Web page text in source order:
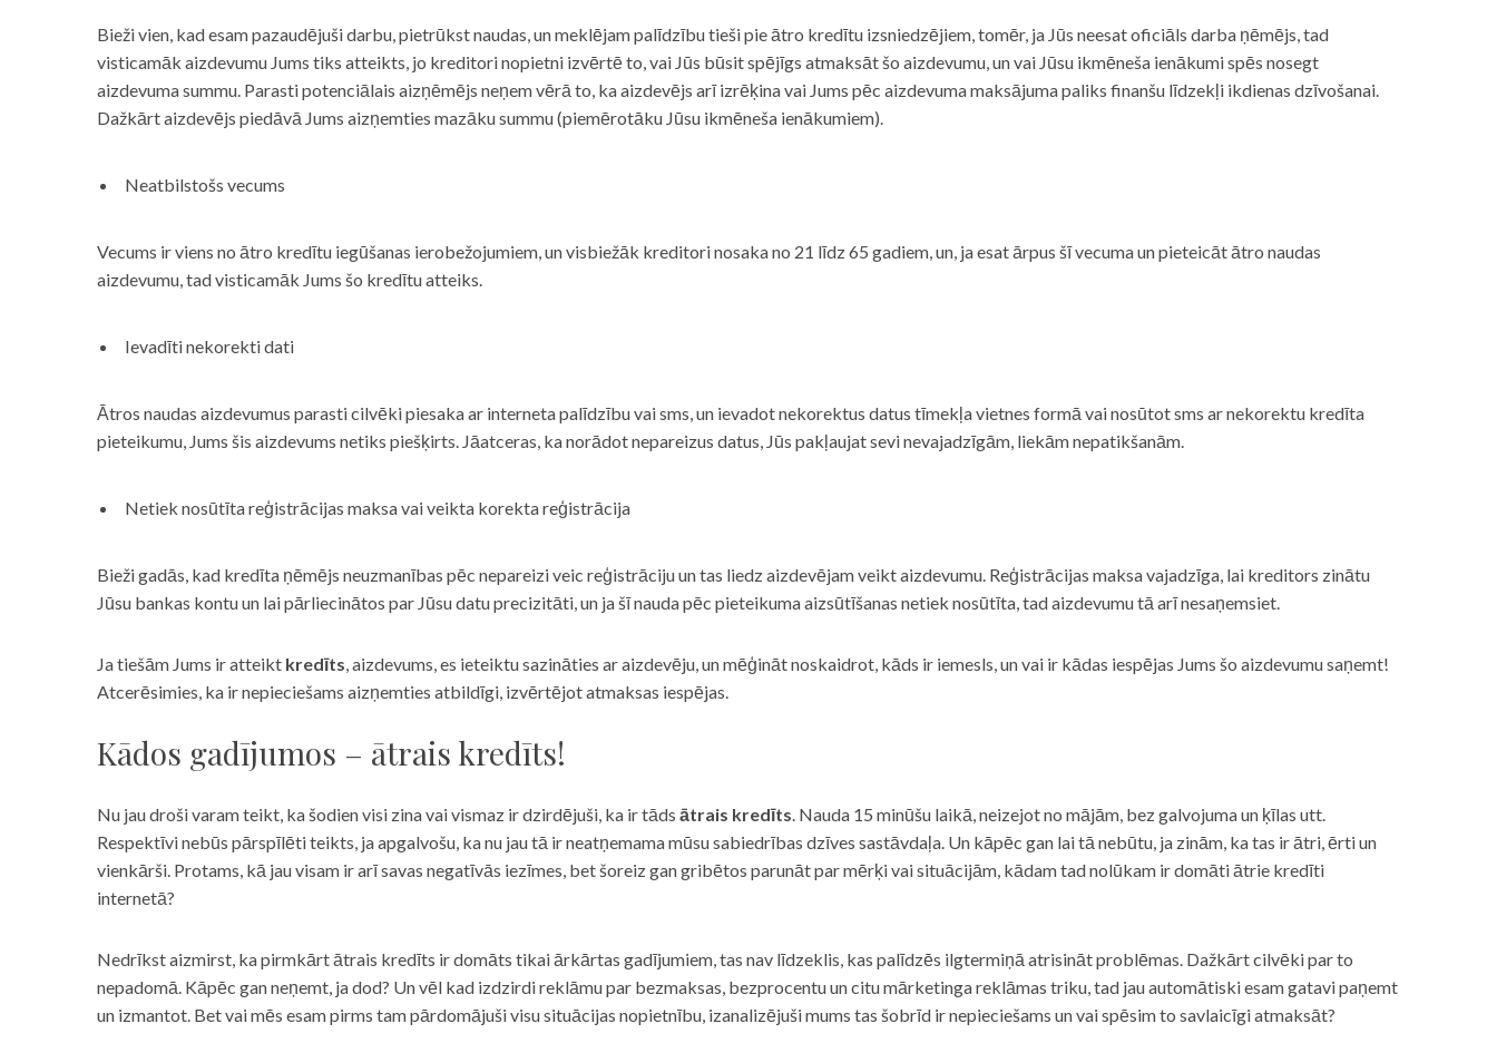
Bieži vien, kad esam pazaudējuši darbu, pietrūkst naudas, un meklējam palīdzību tieši pie ātro kredītu izsniedzējiem, tomēr, ja Jūs neesat oficiāls darba ņēmējs, tad
visticamāk aizdevumu Jums tiks atteikts, jo kreditori nopietni izvērtē to, vai Jūs būsit spējīgs atmaksāt šo aizdevumu, un vai Jūsu ikmēneša ienākumi spēs nosegt
aizdevuma summu. Parasti potenciālais aizņēmējs neņem vērā to, ka aizdevējs arī izrēķina vai Jums pēc aizdevuma maksājuma paliks finanšu līdzekļi ikdienas dzīvošanai.
Dažkārt aizdevējs piedāvā Jums aizņemties mazāku summu (piemērotāku Jūsu ikmēneša ienākumiem).
Neatbilstošs vecums
Vecums ir viens no ātro kredītu iegūšanas ierobežojumiem, un visbiežāk kreditori nosaka no 21 līdz 65 gadiem, un, ja esat ārpus šī vecuma un pieteicāt ātro naudas
aizdevumu, tad visticamāk Jums šo kredītu atteiks.
Ievadīti nekorekti dati
Ātros naudas aizdevumus parasti cilvēki piesaka ar interneta palīdzību vai sms, un ievadot nekorektus datus tīmekļa vietnes formā vai nosūtot sms ar nekorektu kredīta
pieteikumu, Jums šis aizdevums netiks piešķirts. Jāatceras, ka norādot nepareizus datus, Jūs pakļaujat sevi nevajadzīgām, liekām nepatikšanām.
Netiek nosūtīta reģistrācijas maksa vai veikta korekta reģistrācija
Bieži gadās, kad kredīta ņēmējs neuzmanības pēc nepareizi veic reģistrāciju un tas liedz aizdevējam veikt aizdevumu. Reģistrācijas maksa vajadzīga, lai kreditors zinātu
Jūsu bankas kontu un lai pārliecinātos par Jūsu datu precizitāti, un ja šī nauda pēc pieteikuma aizsūtīšanas netiek nosūtīta, tad aizdevumu tā arī nesaņemsiet.
Ja tiešām Jums ir atteikt kredīts, aizdevums, es ieteiktu sazināties ar aizdevēju, un mēģināt noskaidrot, kāds ir iemesls, un vai ir kādas iespējas Jums šo aizdevumu saņemt!
Atcerēsimies, ka ir nepieciešams aizņemties atbildīgi, izvērtējot atmaksas iespējas.
Kādos gadījumos – ātrais kredīts!
Nu jau droši varam teikt, ka šodien visi zina vai vismaz ir dzirdējuši, ka ir tāds ātrais kredīts. Nauda 15 minūšu laikā, neizejot no mājām, bez galvojuma un ķīlas utt.
Respektīvi nebūs pārspīlēti teikts, ja apgalvošu, ka nu jau tā ir neatņemama mūsu sabiedrības dzīves sastāvdaļa. Un kāpēc gan lai tā nebūtu, ja zinām, ka tas ir ātri, ērti un
vienkārši. Protams, kā jau visam ir arī savas negatīvās iezīmes, bet šoreiz gan gribētos parunāt par mērķi vai situācijām, kādam tad nolūkam ir domāti ātrie kredīti
internetā?
Nedrīkst aizmirst, ka pirmkārt ātrais kredīts ir domāts tikai ārkārtas gadījumiem, tas nav līdzeklis, kas palīdzēs ilgtermiņā atrisināt problēmas. Dažkārt cilvēki par to
nepadomā. Kāpēc gan neņemt, ja dod? Un vēl kad izdzirdi reklāmu par bezmaksas, bezprocentu un citu mārketinga reklāmas triku, tad jau automātiski esam gatavi paņemt
un izmantot. Bet vai mēs esam pirms tam pārdomājuši visu situācijas nopietnību, izanalizējuši mums tas šobrīd ir nepieciešams un vai spēsim to savlaicīgi atmaksāt?